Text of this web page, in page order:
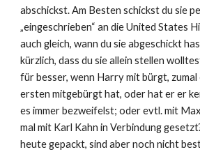
abschickst. Am Besten schickst du sie
„eingeschrieben“ an die United States
auch gleich, wann du sie abgeschickt
kürzlich, dass du sie allein stellen
für besser, wenn Harry mit bürgt, zumal
ersten mitgebürgt hat, oder hat er er
es immer bezweifelst; oder evtl. mit
mal mit Karl Kahn in Verbindung
heute gepackt, sind aber noch nicht